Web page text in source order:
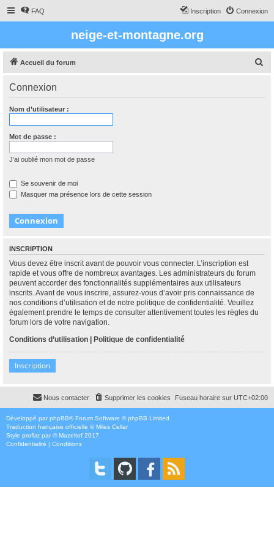
FAQ Connexion
Inscription
neige-et-montagne.org
Accueil du forum
Connexion
Nom d’utilisateur :
Mot de passe :
J’ai oublié mon mot de passe
Se souvenir de moi
Masquer ma présence lors de cette session
INSCRIPTION
Vous devez être inscrit avant de pouvoir vous connecter. L’inscription est
rapide et vous offre de nombreux avantages. Les administrateurs du forum
peuvent accorder des fonctionnalités supplémentaires aux utilisateurs
inscrits. Avant de vous inscrire, assurez-vous d’avoir pris connaissance de
nos conditions d’utilisation et de notre politique de confidentialité. Veuillez
également prendre le temps de consulter attentivement toutes les règles du
forum lors de votre navigation.
Conditions d’utilisation | Politique de confidentialité
Inscription
Fuseau horaire sur UTC+02:00
Supprimer les cookies
Nous contacter
Développé par phpBB® Forum Software © phpBB Limited
Traduction française officielle ©Miles Cellar
Style proflat par ©Mazeltof 2017
Confidentialité | Conditions